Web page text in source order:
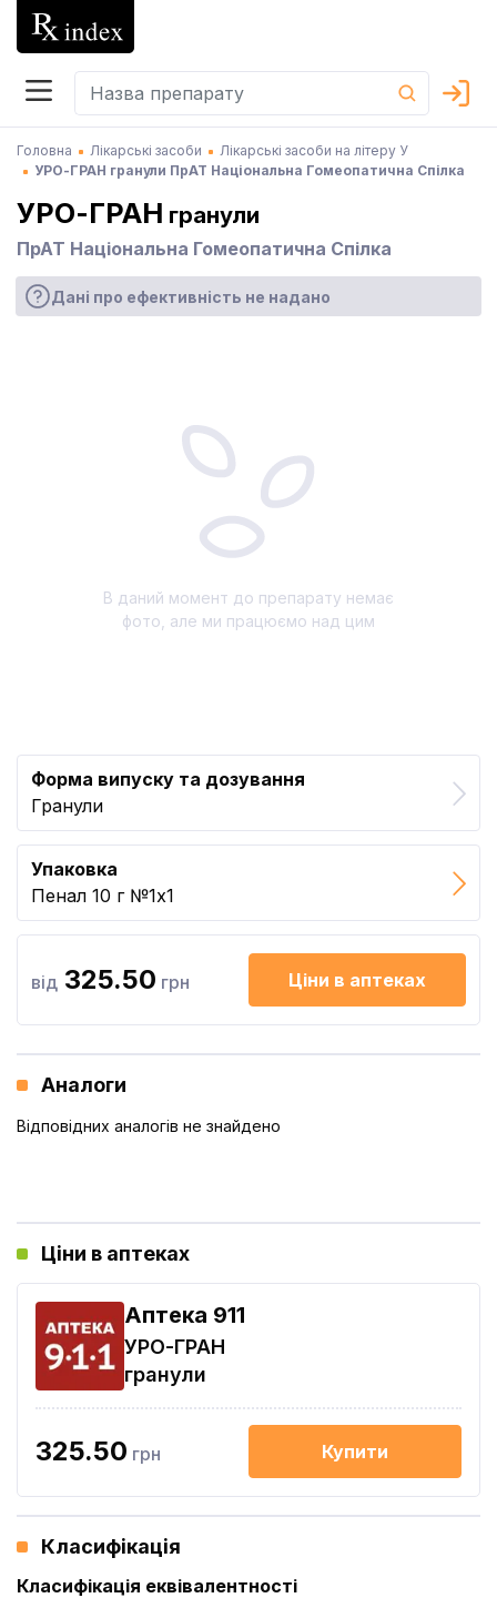
Головна Лікарські засоби
Лікарські засоби на літеру У
УРО-ГРАН гранули ПрАТ Національна Гомеопатична Спілка
УРО-ГРАН гранули
ПрАТ Національна Гомеопатична Спілка
Дані про ефективність не надано
В даний момент до препарату немає
фото, але ми працюємо над цим
Форма випуску та дозування
Гранули
Упаковка
Пенал 10 г №1x1
від 325.50 грн Ціни в аптеках
Аналоги
Відповідних аналогів не знайдено
Ціни в аптеках
Aптека 911
УРО-ГРАН
гранули
325.50 грн Купити
Класифікація
Класифікація еквівалентності